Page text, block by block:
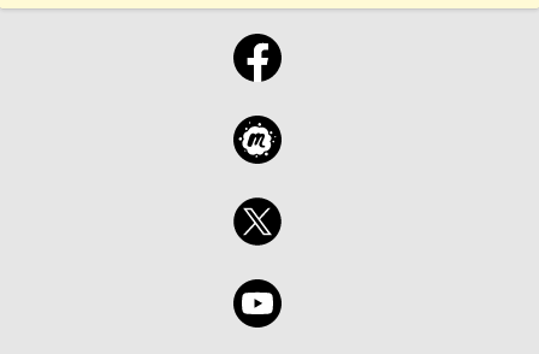
responsabilidad exclusiva del destinatario.
Microsoft se reserva el derecho de cancelar,
cualquier momento sin previo aviso.